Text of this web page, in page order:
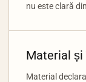
nu este clară
Material
Material